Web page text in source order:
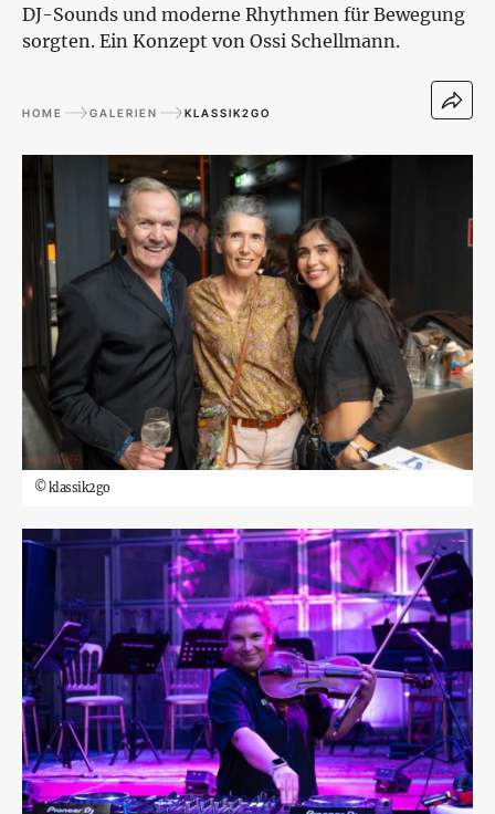
DJ-Sounds und moderne Rhythmen für Bewegung
sorgten. Ein Konzept von Ossi Schellmann.
HOME GALERIEN KLASSIK2GO
©klassik2go